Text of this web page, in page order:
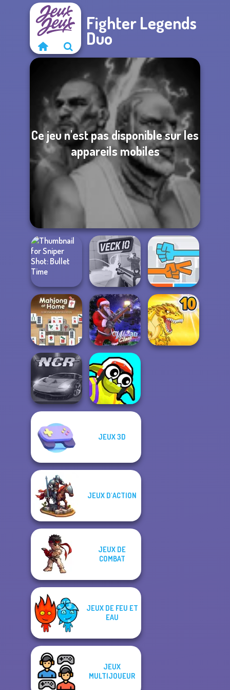
Fighter Legends
Duo
Ce jeu n'est pas disponible sur les
appareils mobiles
Sniper Shot:
Bullet Time
Veck.io Roshambo
Mahjong At
Home -
Scandinavian...
Winter Clash 3D
Night City Racing
Funny Blade &
JEUX 3D
JEUX D'ACTION
JEUX DE
COMBAT
JEUX DE FEU ET
EAU
JEUX
MULTIJOUEUR